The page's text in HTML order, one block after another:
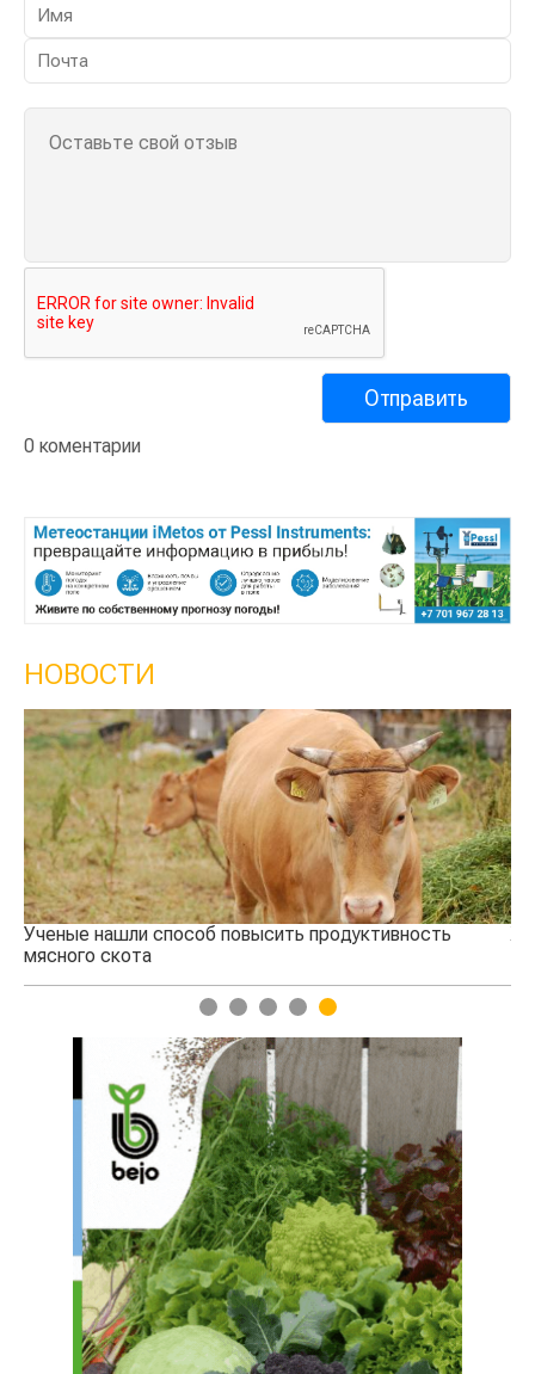
0 коментарии
НОВОСТИ
Ученые нашли способ повысить продуктивность
мясного скота
1 2 3 4 5